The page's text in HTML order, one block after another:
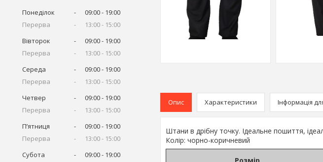
Понеділок 09:00
19:00
13:00
15:00
Вівторок
09:00
19:00
13:00
15:00
Середа
09:00
19:00
13:00
15:00
Четвер
09:00
19:00
13:00
15:00
Пʼятниця
09:00
19:00
13:00
15:00
Субота
09:00 19:00
Опис Характеристики Інформація
Штани в дрібну точку. Ідеальне пошиття,
Колір: чорно-коричневий